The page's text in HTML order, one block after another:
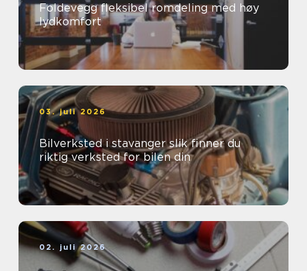
Foldevegg fleksibel romdeling med høy
lydkomfort
03. juli 2026
Bilverksted i stavanger slik finner du
riktig verksted for bilen din
02. juli 2026